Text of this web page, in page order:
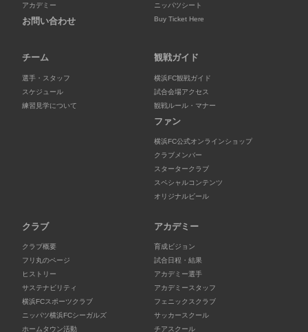
アカデミー
お問い合わせ
ニッパツシート
Buy Ticket Here
チーム
選手・スタッフ
スケジュール
練習見学について
観戦ガイド
横浜FC観戦ガイド
試合会場アクセス
観戦ルール・マナー
ファン
横浜FC公式オンラインショップ
クラブメンバー
スタータークラブ
スペシャルコンテンツ
オリジナルビール
クラブ
クラブ概要
フリ丸のページ
ヒストリー
サステナビリティ
横浜FCスポーツクラブ
ニッパツ横浜FCシーガルズ
ホームタウン活動
アカデミー
育成ビジョン
試合日程・結果
アカデミー選手
アカデミースタッフ
フェニックスクラブ
サッカースクール
チアスクール